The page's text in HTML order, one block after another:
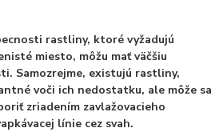
rastliny, ktoré vyžadujú
miesto, môžu mať väčšiu
Samozrejme, existujú rastliny,
voči ich nedostatku, ale môže sa
zriadením zavlažovacieho
línie cez svah.